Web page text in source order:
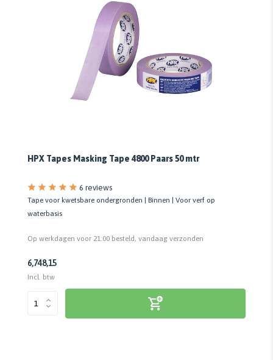
HPX Tapes Masking Tape 4800 Paars 50 mtr
6 reviews
Tape voor kwetsbare ondergronden | Binnen | Voor verf op
waterbasis
Op werkdagen voor 21:00 besteld, vandaag verzonden
6,748,15
Incl. btw